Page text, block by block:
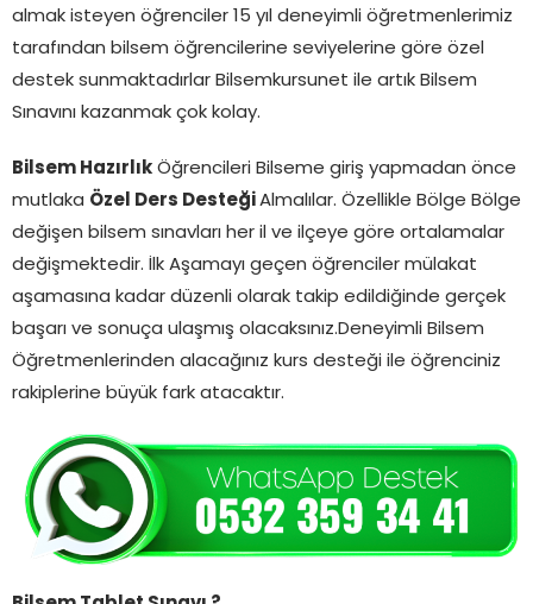
almak isteyen öğrenciler 15 yıl deneyimli öğretmenlerimiz
tarafından bilsem öğrencilerine seviyelerine göre özel
destek sunmaktadırlar Bilsemkursunet ile artık Bilsem
Sınavını kazanmak çok kolay.
Bilsem Hazırlık Öğrencileri Bilseme giriş yapmadan önce
mutlaka Özel Ders Desteği Almalılar. Özellikle Bölge Bölge
değişen bilsem sınavları her il ve ilçeye göre ortalamalar
değişmektedir. İlk Aşamayı geçen öğrenciler mülakat
aşamasına kadar düzenli olarak takip edildiğinde gerçek
başarı ve sonuça ulaşmış olacaksınız.Deneyimli Bilsem
Öğretmenlerinden alacağınız kurs desteği ile öğrenciniz
rakiplerine büyük fark atacaktır.